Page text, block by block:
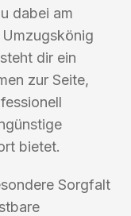
dabei am
dir ein
zur Seite,
bietet.
Sorgfalt